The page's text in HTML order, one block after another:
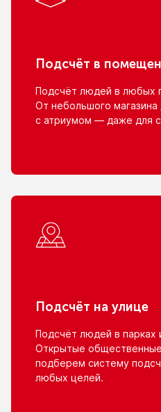
Подсчёт в
Подсчёт людей в любых
От небольшого магазина
с атриумом — даже для
Подсчёт на улице
Подсчёт людей в парках
Открытые
подберем систему
любых целей.